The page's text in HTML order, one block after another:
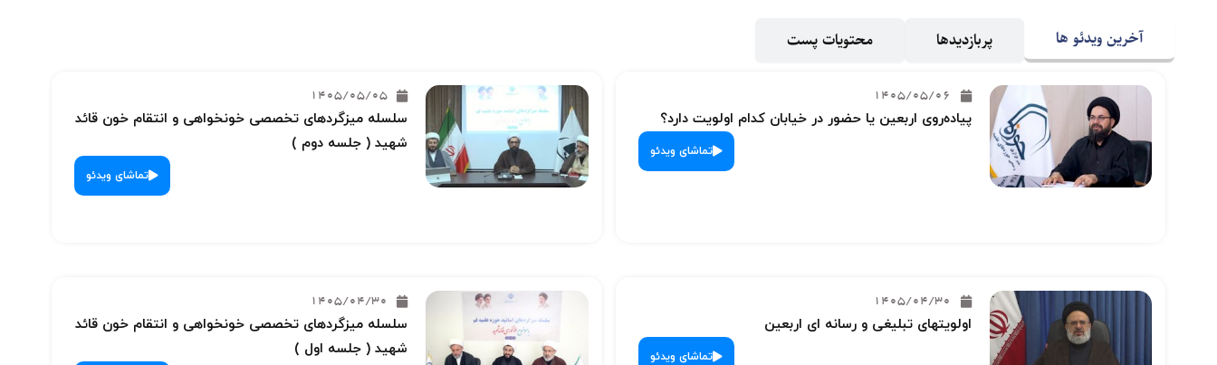
آخرین ویدئو ها پربازدیدها محتویات پست
1405/05/06
پیاده‌روی اربعین یا حضور در خیابان کدام اولویت دارد؟
تماشای ویدئو
1405/05/05
سلسله میزگردهای تخصصی خونخواهی و انتقام خون قائد
شهید ( جلسه دوم )
تماشای ویدئو
1405/04/30
اولویتهای تبلیغی و رسانه ای اربعین
تماشای ویدئو
1405/04/30
سلسله میزگردهای تخصصی خونخواهی و انتقام خون قائد
شهید ( جلسه اول )